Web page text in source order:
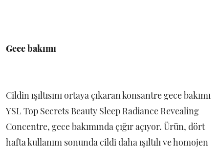
Gece bakımı
Cildin ışıltısını ortaya çıkaran konsantre gece bakımı
YSL Top Secrets Beauty Sleep Radiance Revealing
Concentre, gece bakımında çığır açıyor. Ürün, dört
hafta kullanım sonunda cildi daha ışıltılı ve homojen